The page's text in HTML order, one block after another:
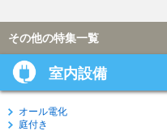
その他の特集一覧
室内設備
オール電化
庭付き